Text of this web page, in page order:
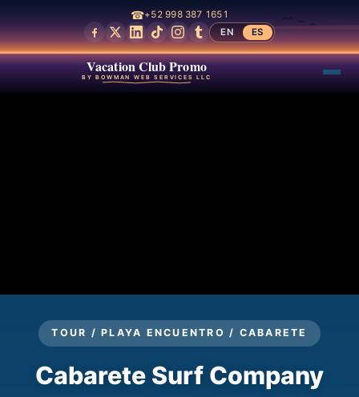
☎+52 998 387 1651
EN
ES
Vacation Club Promo
BY BOWMAN WEB SERVICES LLC
TOUR / PLAYA ENCUENTRO / CABARETE
Cabarete Surf Company